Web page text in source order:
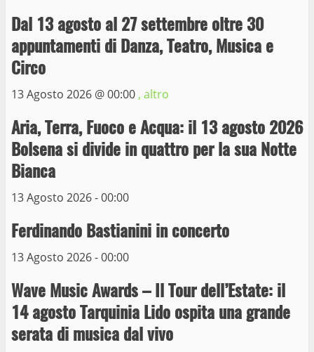
Dal 13 agosto al 27 settembre oltre 30
appuntamenti di Danza, Teatro, Musica e
Circo
13 Agosto 2026 @00:00 , altro
Aria, Terra, Fuoco e Acqua: il 13 agosto 2026
Bolsena si divide in quattro per la sua Notte
Bianca
13 Agosto 2026 - 00:00
Ferdinando Bastianini in concerto
13 Agosto 2026 - 00:00
Wave Music Awards – Il Tour dell’Estate: il
14 agosto Tarquinia Lido ospita una grande
serata di musica dal vivo
La Polizia di Stato arresta il ladro seriale
delle auto in sosta a Viterbo
Prorogata la mostra dei bozzetti di
Michelangelo Buonarroti ospitata al
Museo dei Portici
6
capolinea al terminal Riello dal 15 al 17
giugno
15 Giugno 2023
Giochi Sportivi Studenteschi di Atletica a
Viterbo
10 Maggio 2023